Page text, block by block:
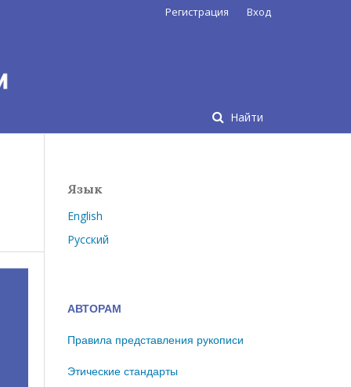
Найти
Регистрация Вход
Язык
English
Русский
АВТОРАМ
Правила представления рукописи
Этические стандарты